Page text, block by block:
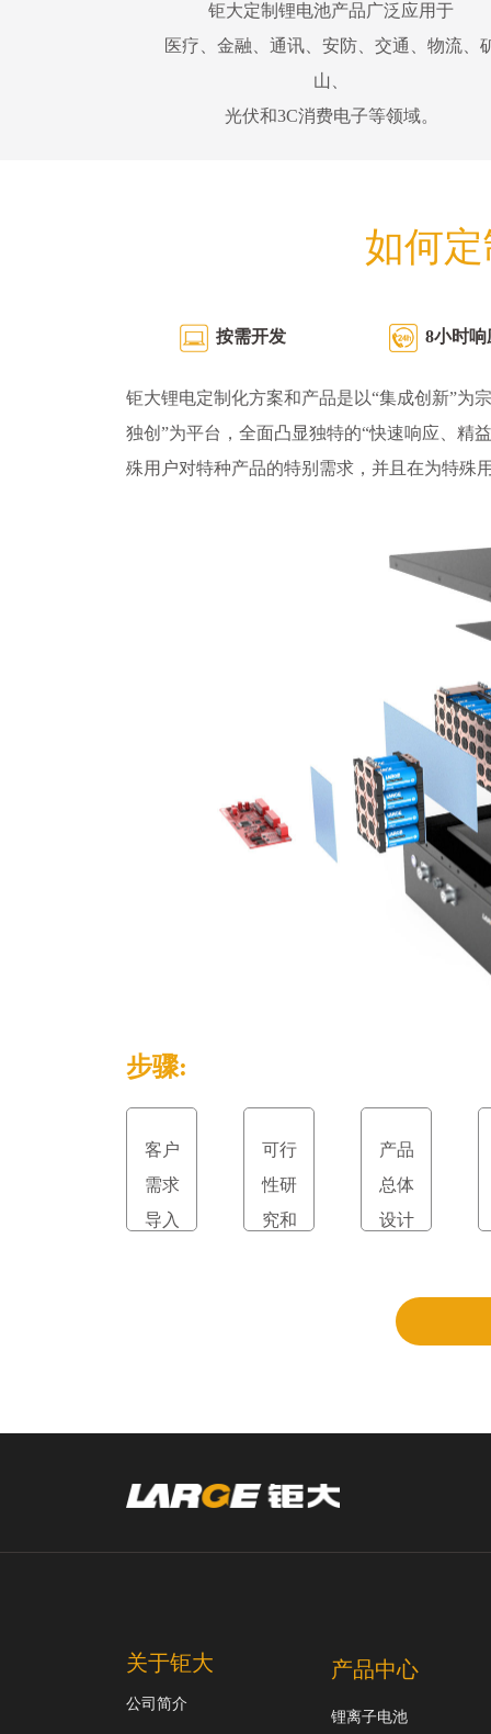
钜大定制锂电池产品广泛应用于
医疗、金融、通讯、安防、交通、物流、
山、
光伏和3C消费电子等领域。
如何
按需开发 8小时响
钜大锂电定制化方案和产品是以“集成创新”为
独创”为平台，全面凸显独特的“快速响应、精
殊用户对特种产品的特别需求，并且在为特殊
步骤:
客户
需求
导入
可行
性研
究和
产品
总体
设计
关于钜大
公司简介
产品中心
锂离子电池